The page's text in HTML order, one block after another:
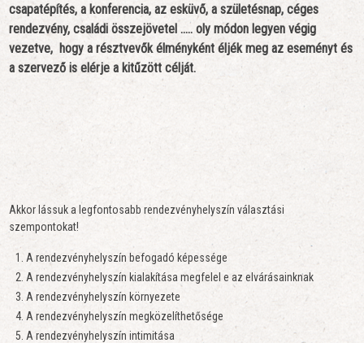
csapatépítés, a konferencia, az esküvő, a születésnap, céges
rendezvény, családi összejövetel ..... oly módon legyen végig
vezetve, hogy a résztvevők élményként éljék meg az eseményt és
a szervező is elérje a kitűzött célját.
Akkor lássuk a legfontosabb rendezvényhelyszín választási
szempontokat!
A rendezvényhelyszín befogadó képessége
A rendezvényhelyszín kialakítása megfelel e az elvárásainknak
A rendezvényhelyszín környezete
A rendezvényhelyszín megközelíthetősége
A rendezvényhelyszín intimitása